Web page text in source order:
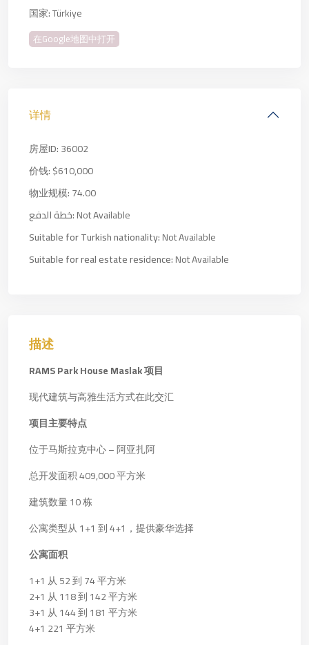
国家:Türkiye
在Google地图中打开
详情
房屋ID:36002
价钱:$610,000
物业规模:74.00
خطة الدفع:Not Available
Suitable for Turkish nationality:Not Available
Suitable for real estate residence:Not Available
描述
RAMS Park House Maslak 项目
现代建筑与高雅生活方式在此交汇
项目主要特点
位于马斯拉克中心 – 阿亚扎阿
总开发面积 409,000 平方米
建筑数量 10 栋
公寓类型从 1+1 到 4+1，提供豪华选择
公寓面积
1+1 从 52 到 74 平方米
2+1 从 118 到 142 平方米
3+1 从 144 到 181 平方米
4+1 221 平方米